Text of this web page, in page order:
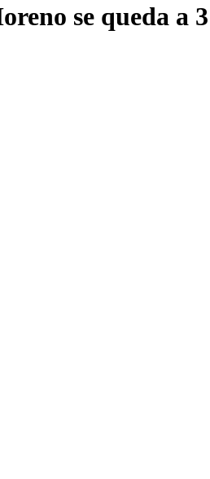
se queda a